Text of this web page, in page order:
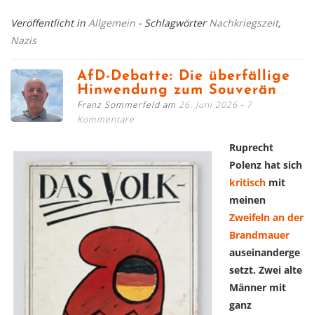
Veröffentlicht in Allgemein - SchlagwörterNachkriegszeit,
Nazis
AfD-Debatte: Die überfällige
Hinwendung zum Souverän
Franz Sommerfeld am 26. Juni 2026
7
Kommentare
Ruprecht
Polenz hat sich
kritisch mit
meinen
Zweifeln an der
Brandmauer
auseinanderge
setzt. Zwei alte
Männer mit
ganz